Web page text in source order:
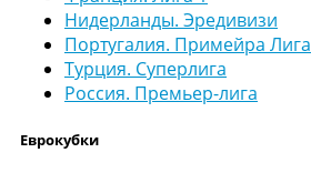
Нидерланды. Эредивизи
Португалия. Примейра Лига
Турция. Суперлига
Россия. Премьер-лига
Еврокубки